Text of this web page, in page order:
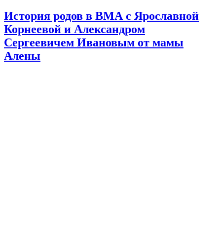
История родов в ВМА с Ярославной
Корнеевой и Александром
Сергеевичем Ивановым от мамы
Алены